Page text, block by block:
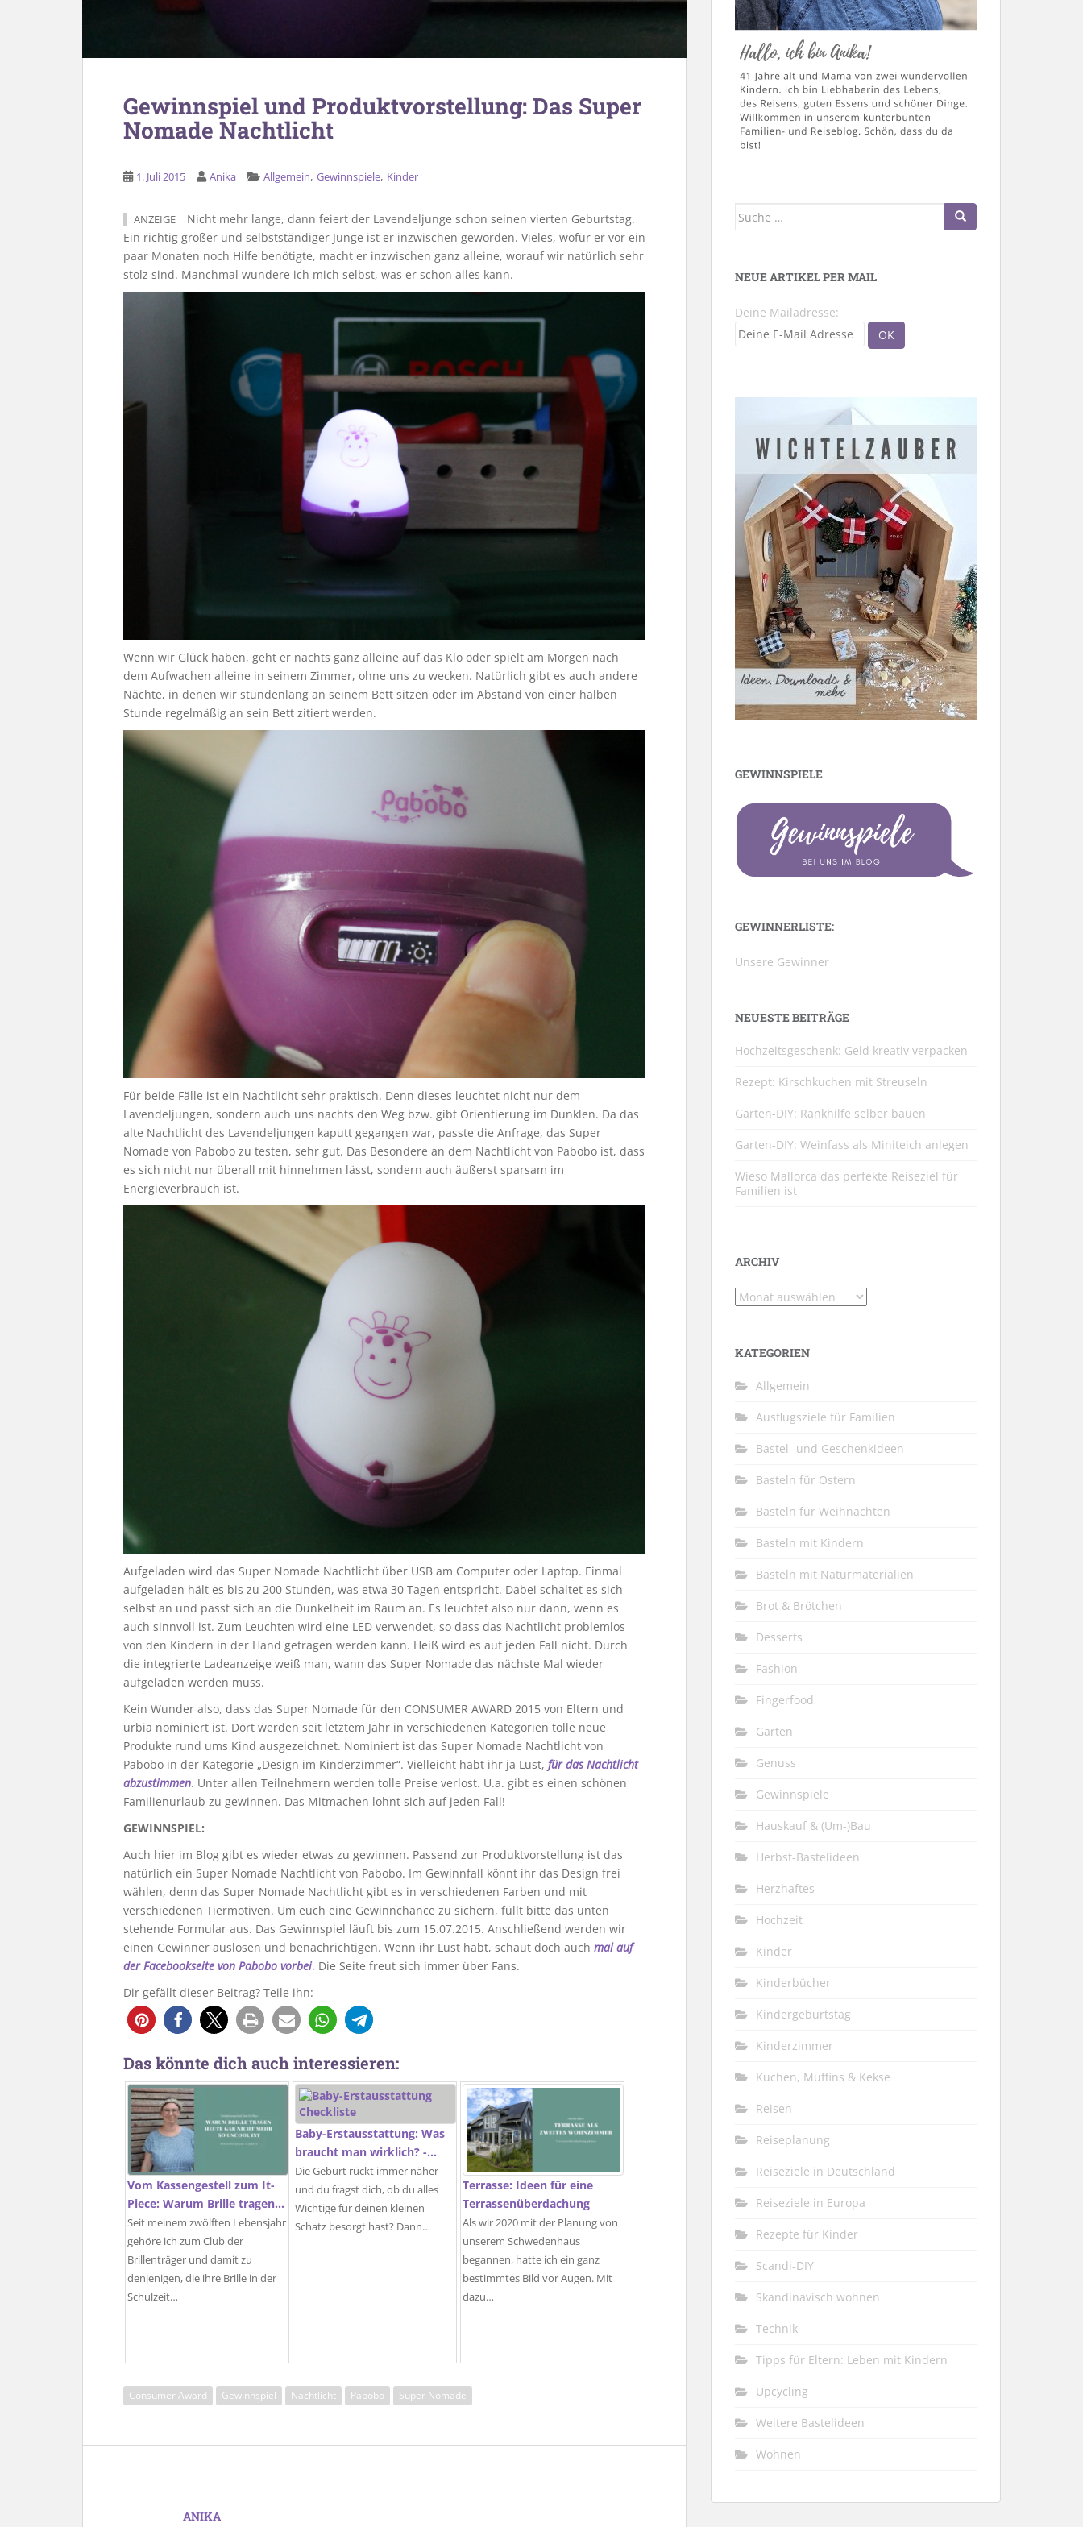
Gewinnspiel und Produktvorstellung: Das Super
Nomade Nachtlicht
1. Juli 2015 Anika Allgemein, Gewinnspiele, Kinder
ANZEIGE
Nicht mehr lange, dann feiert der Lavendeljunge schon seinen vierten Geburtstag.
Ein richtig großer und selbstständiger Junge ist er inzwischen geworden. Vieles, wofür er vor ein
paar Monaten noch Hilfe benötigte, macht er inzwischen ganz alleine, worauf wir natürlich sehr
stolz sind. Manchmal wundere ich mich selbst, was er schon alles kann.
Wenn wir Glück haben, geht er nachts ganz alleine auf das Klo oder spielt am Morgen nach
dem Aufwachen alleine in seinem Zimmer, ohne uns zu wecken. Natürlich gibt es auch andere
Nächte, in denen wir stundenlang an seinem Bett sitzen oder im Abstand von einer halben
Stunde regelmäßig an sein Bett zitiert werden.
Für beide Fälle ist ein Nachtlicht sehr praktisch. Denn dieses leuchtet nicht nur dem
Lavendeljungen, sondern auch uns nachts den Weg bzw. gibt Orientierung im Dunklen. Da das
alte Nachtlicht des Lavendeljungen kaputt gegangen war, passte die Anfrage, das Super
Nomade von Pabobo zu testen, sehr gut. Das Besondere an dem Nachtlicht von Pabobo ist, dass
es sich nicht nur überall mit hinnehmen lässt, sondern auch äußerst sparsam im
Energieverbrauch ist.
Aufgeladen wird das Super Nomade Nachtlicht über USB am Computer oder Laptop. Einmal
aufgeladen hält es bis zu 200 Stunden, was etwa 30 Tagen entspricht. Dabei schaltet es sich
selbst an und passt sich an die Dunkelheit im Raum an. Es leuchtet also nur dann, wenn es
auch sinnvoll ist. Zum Leuchten wird eine LED verwendet, so dass das Nachtlicht problemlos
von den Kindern in der Hand getragen werden kann. Heiß wird es auf jeden Fall nicht. Durch
die integrierte Ladeanzeige weiß man, wann das Super Nomade das nächste Mal wieder
aufgeladen werden muss.
Kein Wunder also, dass das Super Nomade für den CONSUMER AWARD 2015 von Eltern und
urbia nominiert ist. Dort werden seit letztem Jahr in verschiedenen Kategorien tolle neue
Produkte rund ums Kind ausgezeichnet. Nominiert ist das Super Nomade Nachtlicht von
Pabobo in der Kategorie „Design im Kinderzimmer“. Vielleicht habt ihr ja Lust, für das Nachtlicht
abzustimmen. Unter allen Teilnehmern werden tolle Preise verlost. U.a. gibt es einen schönen
Familienurlaub zu gewinnen. Das Mitmachen lohnt sich auf jeden Fall!
GEWINNSPIEL:
Auch hier im Blog gibt es wieder etwas zu gewinnen. Passend zur Produktvorstellung ist das
natürlich ein Super Nomade Nachtlicht von Pabobo. Im Gewinnfall könnt ihr das Design frei
wählen, denn das Super Nomade Nachtlicht gibt es in verschiedenen Farben und mit
verschiedenen Tiermotiven. Um euch eine Gewinnchance zu sichern, füllt bitte das unten
stehende Formular aus. Das Gewinnspiel läuft bis zum 15.07.2015. Anschließend werden wir
einen Gewinner auslosen und benachrichtigen. Wenn ihr Lust habt, schaut doch auch mal auf
der Facebookseite von Pabobo vorbei. Die Seite freut sich immer über Fans.
Dir gefällt dieser Beitrag? Teile ihn:
Das könnte dich auch interessieren:
Vom Kassengestell zum It-
Piece: Warum Brille tragen…
Seit meinem zwölften Lebensjahr
gehöre ich zum Club der
Brillenträger und damit zu
denjenigen, die ihre Brille in der
Schulzeit…
Baby-Erstausstattung: Was
braucht man wirklich? -…
Die Geburt rückt immer näher
und du fragst dich, ob du alles
Wichtige für deinen kleinen
Schatz besorgt hast? Dann…
Terrasse: Ideen für eine
Terrassenüberdachung
Als wir 2020 mit der Planung von
unserem Schwedenhaus
begannen, hatte ich ein ganz
bestimmtes Bild vor Augen. Mit
dazu…
Consumer Award Gewinnspiel Nachtlicht Pabobo Super Nomade
ANIKA
Suche
NEUE ARTIKEL PER MAIL
Deine Mailadresse:
GEWINNSPIELE
GEWINNERLISTE:
Unsere Gewinner
NEUESTE BEITRÄGE
Hochzeitsgeschenk: Geld kreativ verpacken
Rezept: Kirschkuchen mit Streuseln
Garten-DIY: Rankhilfe selber bauen
Garten-DIY: Weinfass als Miniteich anlegen
Wieso Mallorca das perfekte Reiseziel für
Familien ist
ARCHIV
Archiv
KATEGORIEN
Allgemein
Ausflugsziele für Familien
Bastel- und Geschenkideen
Basteln für Ostern
Basteln für Weihnachten
Basteln mit Kindern
Basteln mit Naturmaterialien
Brot & Brötchen
Desserts
Fashion
Fingerfood
Garten
Genuss
Gewinnspiele
Hauskauf & (Um-)Bau
Herbst-Bastelideen
Herzhaftes
Hochzeit
Kinder
Kinderbücher
Kindergeburtstag
Kinderzimmer
Kuchen, Muffins & Kekse
Reisen
Reiseplanung
Reiseziele in Deutschland
Reiseziele in Europa
Rezepte für Kinder
Scandi-DIY
Skandinavisch wohnen
Technik
Tipps für Eltern: Leben mit Kindern
Upcycling
Weitere Bastelideen
Wohnen